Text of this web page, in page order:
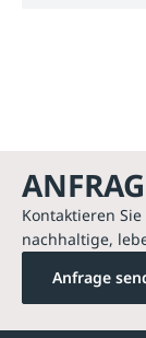
Kontaktieren
nachhaltige,
Anfrage